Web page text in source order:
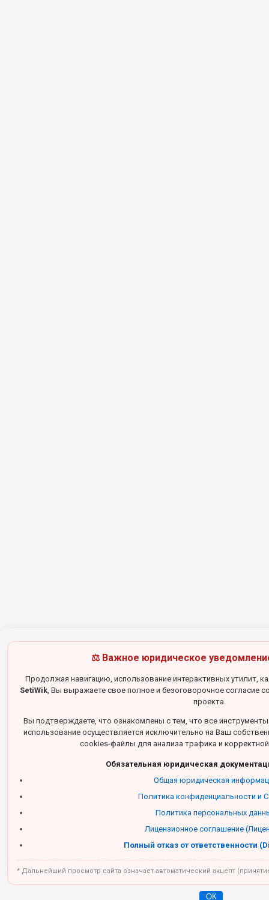
⚖️ Важное юридическое
Продолжая навигацию, использование интерактивных утилит,
SetiWik, Вы выражаете свое полное и безоговорочное согласие
проекта.
Вы подтверждаете, что ознакомлены с тем, что все инструменты
использование осуществляется исключительно на Ваш
cookies-файлы для анализа трафика и
Обязательная юридическая
Общая юридическая
Политика конфиденциальности и
Политика персональных
Лицензионное соглашение
Полный отказ от ответственности
* Дальнейший просмотр сайта означает автоматический акцепт
ОК